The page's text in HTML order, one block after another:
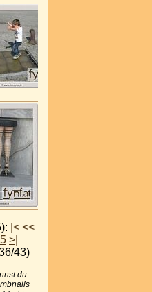
|< <<
5 >|
43)
du